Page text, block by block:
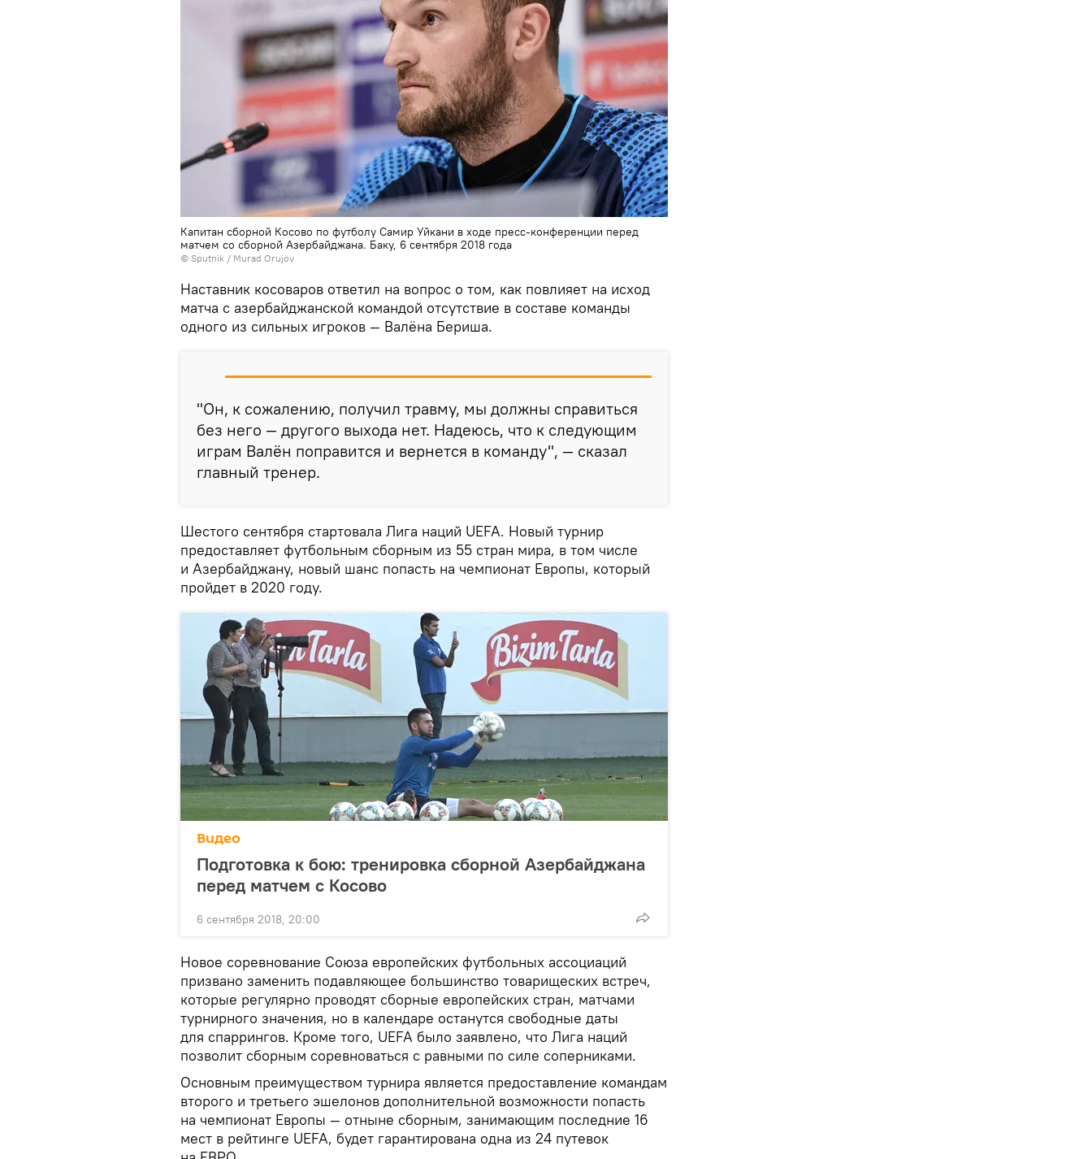
Капитан сборной Косово по футболу Самир Уйкани в ходе пресс-конференции перед
матчем со сборной Азербайджана. Баку, 6 сентября 2018 года
© Sputnik / Murad Orujov
Наставник косоваров ответил на вопрос о том, как повлияет на исход
матча с азербайджанской командой отсутствие в составе команды
одного из сильных игроков — Валёна Бериша.
"Он, к сожалению, получил травму, мы должны справиться
без него — другого выхода нет. Надеюсь, что к следующим
играм Валён поправится и вернется в команду", — сказал
главный тренер.
Шестого сентября стартовала Лига наций UEFA. Новый турнир
предоставляет футбольным сборным из 55 стран мира, в том числе
и Азербайджану, новый шанс попасть на чемпионат Европы, который
пройдет в 2020 году.
Видео
Подготовка к бою: тренировка сборной Азербайджана
перед матчем с Косово
6 сентября 2018, 20:00
Новое соревнование Союза европейских футбольных ассоциаций
призвано заменить подавляющее большинство товарищеских встреч,
которые регулярно проводят сборные европейских стран, матчами
турнирного значения, но в календаре останутся свободные даты
для спаррингов. Кроме того, UEFA было заявлено, что Лига наций
позволит сборным соревноваться с равными по силе соперниками.
Основным преимуществом турнира является предоставление командам
второго и третьего эшелонов дополнительной возможности попасть
на чемпионат Европы — отныне сборным, занимающим последние 16
мест в рейтинге UEFA, будет гарантирована одна из 24 путевок